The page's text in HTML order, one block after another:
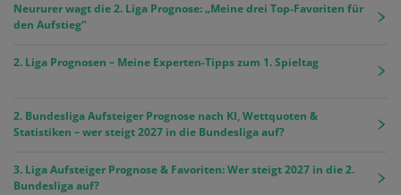
Neururer wagt die 2. Liga Prognose: „Meine drei Top-Favoriten für
den Aufstieg“
2. Liga Prognosen – Meine Experten-Tipps zum 1. Spieltag
2. Bundesliga Aufsteiger Prognose nach KI, Wettquoten &
Statistiken – wer steigt 2027 in die Bundesliga auf?
3. Liga Aufsteiger Prognose & Favoriten: Wer steigt 2027 in die 2.
Bundesliga auf?